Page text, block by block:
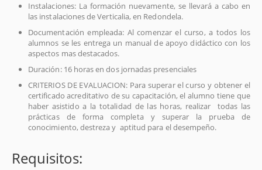
Instalaciones: La formación nuevamente, se llevará a cabo en
las instalaciones de Verticalia, en Redondela.
Documentación empleada: Al comenzar el curso, a todos los
alumnos se les entrega un manual de apoyo didáctico con los
aspectos mas destacados.
Duración: 16 horas en dos jornadas presenciales
CRITERIOS DE EVALUACION: Para superar el curso y obtener el
certificado acreditativo de su capacitación, el alumno tiene que
haber asistido a la totalidad de las horas, realizar todas las
prácticas de forma completa y superar la prueba de
conocimiento, destreza y aptitud para el desempeño.
Requisitos: